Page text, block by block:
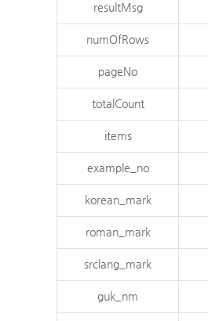
resultMsg
numOfRows
pageNo
totalCount
items
example_no
korean_mark
roman_mark
srclang_mark
guk_nm